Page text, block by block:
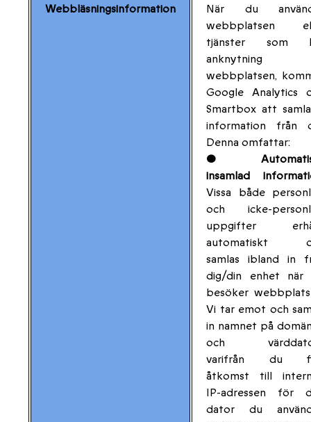
Webbläsningsinformation
När du
webbplatsen
tjänster som
anknytning
webbplatsen,
Google Analytics
Smartbox att
information från
Denna omfattar:
•
insamlad
Vissa både
och icke-
uppgifter
automatiskt
samlas ibland in
dig/din enhet när
besöker
Vi tar emot och
in namnet på
och
varifrån du
åtkomst till
IP-adressen för
dator du